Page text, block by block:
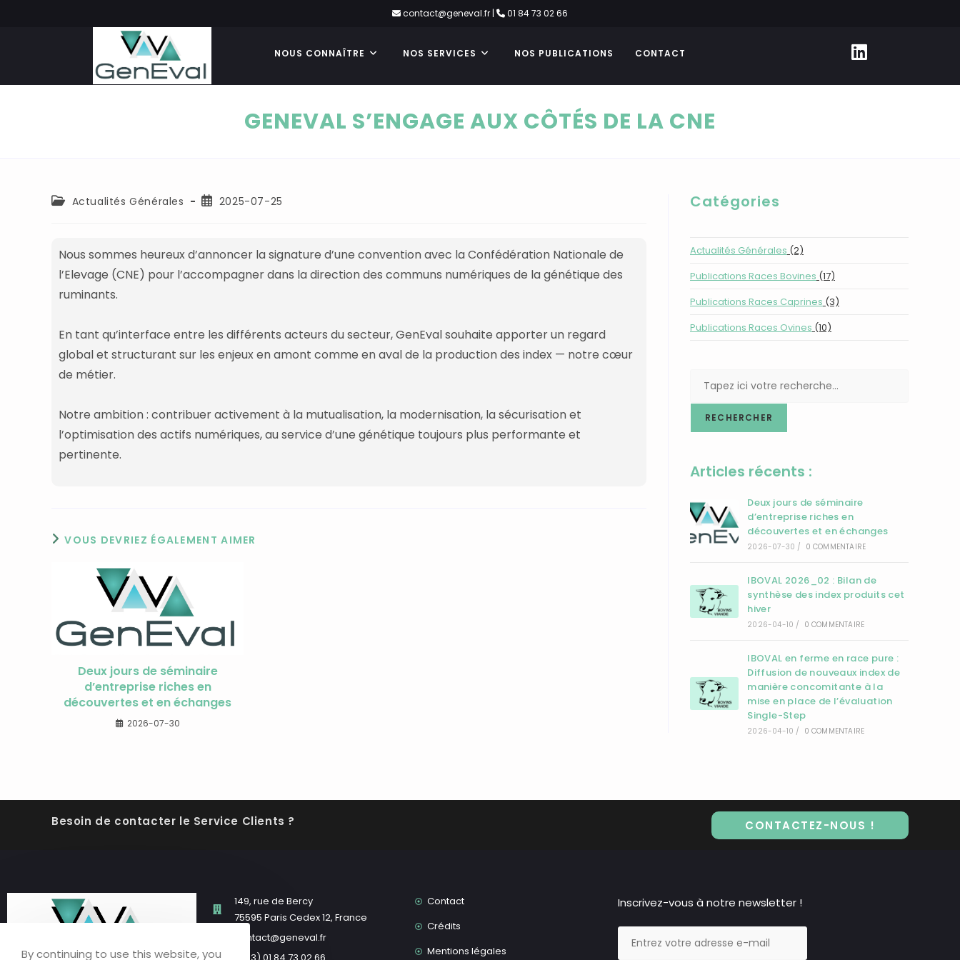
contact@geneval.fr | 01 84 73 02 66
NOUS CONNAÎTRE NOS SERVICES NOS PUBLICATIONS CONTACT
GENEVAL S’ENGAGE AUX CÔTÉS DE LA CNE
Actualités Générales 2025-07-25
Nous sommes heureux d’annoncer la signature d’une convention avec laConfédération Nationale de
l’Elevage (CNE) pour l’accompagner dans la direction des communs numériques de la génétique des
ruminants.
En tant qu’interface entre les différents acteurs du secteur,GenEvalsouhaite apporter un regard
global et structurant sur les enjeux en amont comme en aval de la production des index — notre cœur
de métier.
Notre ambition: contribuer activement à la mutualisation, la modernisation, la sécurisation et
l’optimisation des actifs numériques, au service d’une génétique toujours plus performante et
pertinente.
VOUS DEVRIEZ ÉGALEMENT AIMER
Deux jours de séminaire
d’entreprise riches en
découvertes et en échanges
2026-07-30
Catégories
Actualités Générales (2)
Publications Races Bovines (17)
Publications Races Caprines (3)
Publications Races Ovines (10)
RECHERCHER
Articles récents :
Deux jours de séminaire
d’entreprise riches en
découvertes et en échanges
2026-07-30 / 0 COMMENTAIRE
IBOVAL 2026_02 : Bilan de
synthèse des index produits cet
hiver
2026-04-10 / 0 COMMENTAIRE
IBOVAL en ferme en race pure :
Diffusion de nouveaux index de
manière concomitante à la
mise en place de l’évaluation
Single-Step
2026-04-10 / 0 COMMENTAIRE
Besoin de contacter le Service Clients ? CONTACTEZ-NOUS !
149, rue de Bercy
75595 Paris Cedex 12, France
contact@geneval.fr
Contact
Crédits
Mentions légales
Inscrivez-vous à notre newsletter !
By continuing to use this website, you